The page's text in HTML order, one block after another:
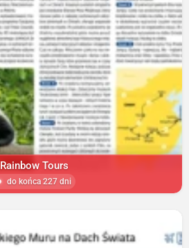
Rainbow Tours
do końca 227 dni